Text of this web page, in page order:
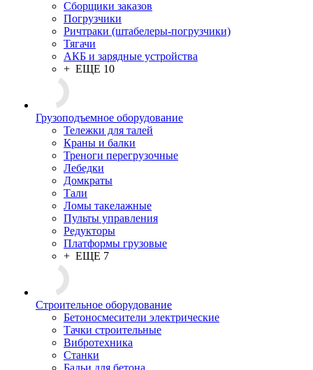
Сборщики заказов
Погрузчики
Ричтраки (штабелеры-погрузчики)
Тягачи
АКБ и зарядные устройства
+ ЕЩЕ 10
Грузоподъемное оборудование
Тележки для талей
Краны и балки
Треноги перегрузочные
Лебедки
Домкраты
Тали
Ломы такелажные
Пульты управления
Редукторы
Платформы грузовые
+ ЕЩЕ 7
Строительное оборудование
Бетоносмесители электрические
Тачки строительные
Вибротехника
Станки
Бадьи для бетона